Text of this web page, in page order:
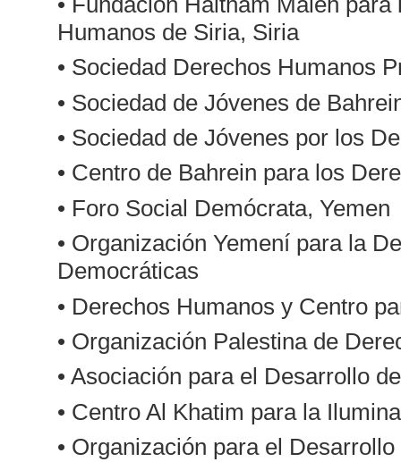
Humanos de Siria, Siria
• Sociedad Derechos Humanos
• Sociedad de Jóvenes de
• Sociedad de Jóvenes por los
• Centro de Bahrein para los
• Foro Social Demócrata, Yemen
• Organización Yemení para la
Democráticas
• Derechos Humanos y Centro
• Organización Palestina de
• Asociación para el Desarrollo
• Centro Al Khatim para la
• Organización para el